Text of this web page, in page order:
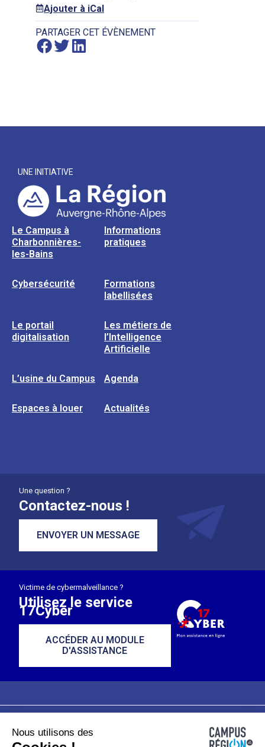
Ajouter à iCal
PARTAGER CET ÉVÈNEMENT
UNE INITIATIVE
Le Campus à
Charbonnières-
les-Bains
Informations
pratiques
Cybersécurité
Formations
labellisées
Le portail
digitalisation
Les métiers de
l’Intelligence
Artificielle
L’usine du Campus Agenda
Espaces à louer Actualités
Une question ?
Contactez-nous !
ENVOYER UN MESSAGE
Victime de cybermalveillance ?
Utilisez le service
17Cyber
ACCÉDER AU MODULE
D'ASSISTANCE
Plan du site
Nous utilisons des